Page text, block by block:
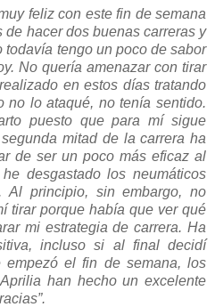
feliz con este fin de semana
hacer dos buenas carreras y
tengo un poco de sabor
No quería amenazar con tirar
en estos días tratando
no lo ataqué, no tenía sentido.
puesto que para mí sigue
mitad de la carrera ha
de ser un poco más eficaz al
desgastado los neumáticos
Al principio, sin embargo, no
tirar porque había que ver qué
mi estrategia de carrera. Ha
incluso si al final decidí
empezó el fin de semana, los
han hecho un excelente